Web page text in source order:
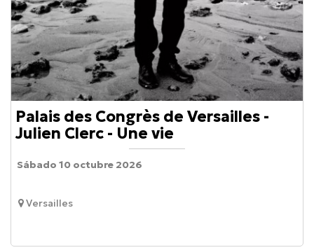
Palais des Congrès de Versailles -
Julien Clerc - Une vie
Versailles
Sábado 10 octubre 2026